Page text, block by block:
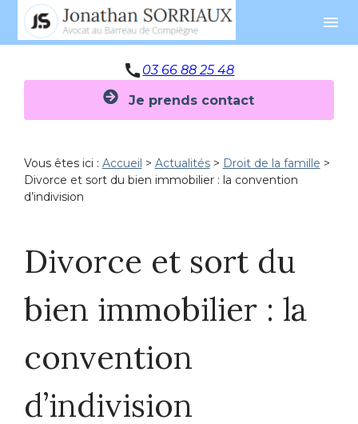
menu
call03 66 88 25 48
Je prends contact
Vous êtes ici : Accueil > Actualités> Droit de la famille >
Divorce et sort du bien immobilier : la convention
d’indivision
Divorce et sort du
bien immobilier : la
convention
d’indivision
Panneau de gestion des cookies